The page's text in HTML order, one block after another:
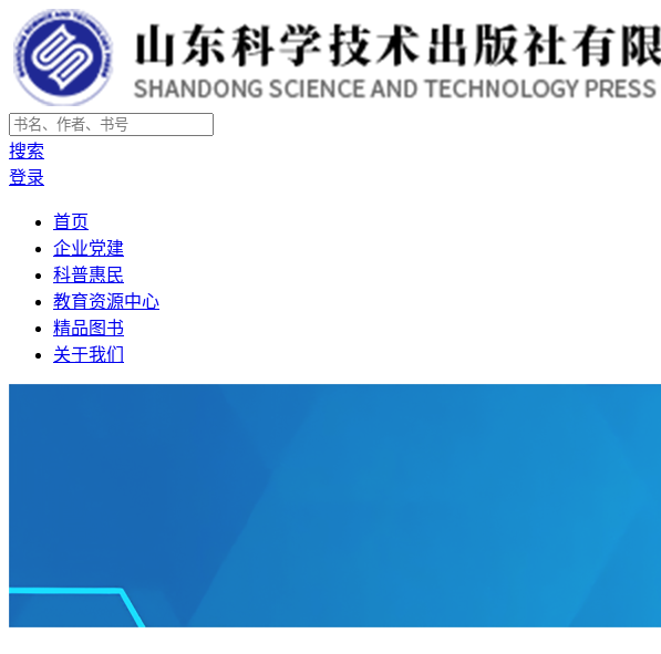
搜索
登录
首页
企业党建
科普惠民
教育资源中心
精品图书
关于我们